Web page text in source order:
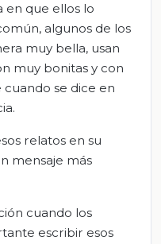
en que ellos lo
algunos de los
muy bella, usan
muy bonitas y con
se dice en
relatos en su
mensaje más
cuando los
escribir esos